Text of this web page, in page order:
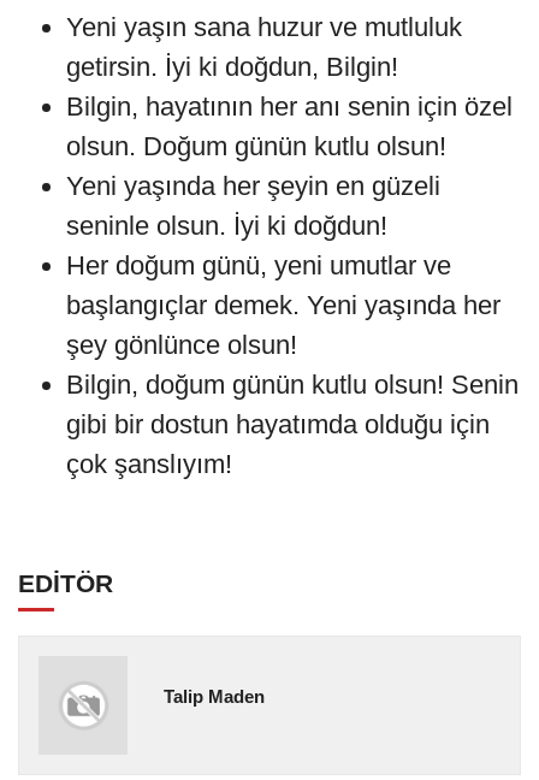
Yeni yaşın sana huzur ve mutluluk
getirsin. İyi ki doğdun, Bilgin!
Bilgin, hayatının her anı senin için özel
olsun. Doğum günün kutlu olsun!
Yeni yaşında her şeyin en güzeli
seninle olsun. İyi ki doğdun!
Her doğum günü, yeni umutlar ve
başlangıçlar demek. Yeni yaşında her
şey gönlünce olsun!
Bilgin, doğum günün kutlu olsun! Senin
gibi bir dostun hayatımda olduğu için
çok şanslıyım!
EDİTÖR
Talip Maden